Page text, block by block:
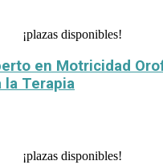
¡plazas disponibles!
en Motricidad
la Terapia
¡plazas disponibles!